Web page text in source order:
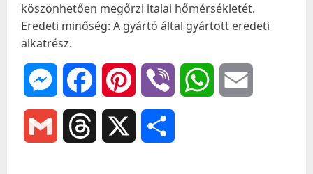
köszönhetően megőrzi italai hőmérsékletét.
Eredeti minőség: A gyártó által gyártott eredeti
alkatrész.
MessengerFacebookPinterest Viber WhatsApp
Gmail Threads